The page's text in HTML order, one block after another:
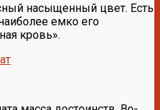
насыщенный цвет. Есть
емко его
кровь».